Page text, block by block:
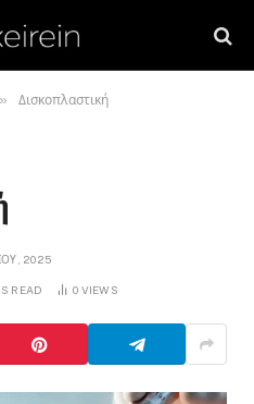
» Δισκοπλαστική
2025
READ 0 VIEWS